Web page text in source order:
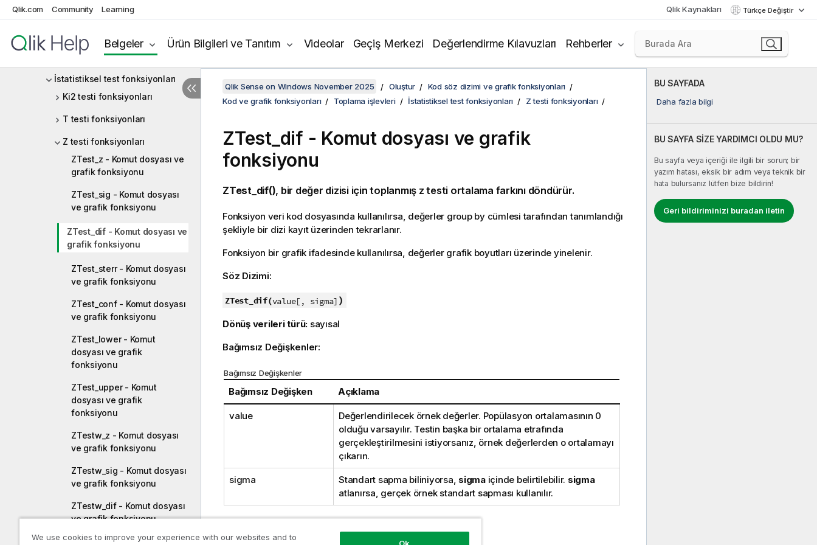
Qlik.com Community Learning Qlik Kaynakları Türkçe Değiştir
Belgeler Ürün Bilgileri ve Tanıtım Videolar Geçiş Merkezi Değerlendirme Kılavuzları Rehberler
Sayaç toplama işlevleri
Finansal toplama işlevleri
İstatistiksel toplama işlevleri
İstatistiksel test fonksiyonları
Ki2 testi fonksiyonları
T testi fonksiyonları
Z testi fonksiyonları
ZTest_z - Komut dosyası ve
grafik fonksiyonu
ZTest_sig - Komut dosyası
ve grafik fonksiyonu
ZTest_dif - Komut dosyası ve
grafik fonksiyonu
ZTest_sterr - Komut dosyası
ve grafik fonksiyonu
ZTest_conf - Komut dosyası
ve grafik fonksiyonu
ZTest_lower - Komut
dosyası ve grafik
fonksiyonu
ZTest_upper - Komut
dosyası ve grafik
fonksiyonu
ZTestw_z - Komut dosyası
ve grafik fonksiyonu
ZTestw_sig - Komut dosyası
ve grafik fonksiyonu
ZTestw_dif - Komut dosyası
ve grafik fonksiyonu
ZTestw_sterr - Komut
BU SAYFADA
Daha fazla bilgi
BU SAYFA SİZE YARDIMCI OLDU MU?
Bu sayfa veya içeriği ile ilgili bir sorun; bir
yazım hatası, eksik bir adım veya teknik bir
hata bulursanız lütfen bize bildirin!
Geri bildiriminizi buradan iletin
Qlik Sense on Windows November 2025 Oluştur
Kod söz dizimi ve grafik fonksiyonları
Kod ve grafik fonksiyonları
Toplama işlevleri İstatistiksel test fonksiyonları Z testi fonksiyonları
ZTest_dif - Komut dosyası ve grafik
fonksiyonu
ZTest_dif(), bir değer dizisi için toplanmış z testi ortalama farkını döndürür.
Fonksiyon veri kod dosyasında kullanılırsa, değerler group by cümlesi tarafından tanımlandığı
şekliyle bir dizi kayıt üzerinden tekrarlanır.
Fonksiyon bir grafik ifadesinde kullanılırsa, değerler grafik boyutları üzerinde yinelenir.
Söz Dizimi:
ZTest_dif(value[, sigma] )
Dönüş verileri türü: sayısal
Bağımsız Değişkenler:
Bağımsız Değişkenler
Bağımsız Değişken Açıklama
value
Değerlendirilecek örnek değerler. Popülasyon ortalamasının 0
olduğu varsayılır. Testin başka bir ortalama etrafında
gerçekleştirilmesini istiyorsanız, örnek değerlerden o ortalamayı
çıkarın.
sigma Standart sapma biliniyorsa, sigmaiçinde belirtilebilir. sigma
atlanırsa, gerçek örnek standart sapması kullanılır.
We use cookies to improve your experience with our websites and to